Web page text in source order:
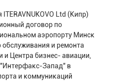
Ltd (Кипр)
договор по
аэропорту Минск
обслуживания и ремонта
и Центра бизнес- авиации,
Запад" в
и коммуникаций